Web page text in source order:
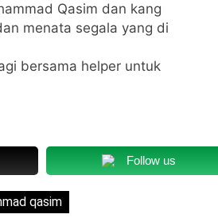
Qasim dan kang
menata segala yang di
bersama helper untuk
Follow us
qasim